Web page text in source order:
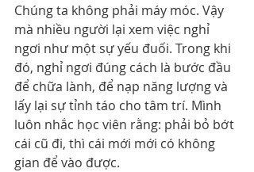
Chúng ta không phải máy móc. Vậy
mà nhiều người lại xem việc nghỉ
ngơi như một sự yếu đuối. Trong khi
đó, nghỉ ngơi đúng cách là bước đầu
để chữa lành, để nạp năng lượng và
lấy lại sự tỉnh táo cho tâm trí. Mình
luôn nhắc học viên rằng: phải bỏ bớt
cái cũ đi, thì cái mới mới có không
gian để vào được.